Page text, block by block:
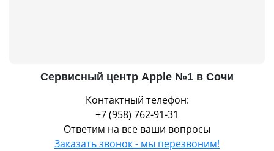
Сервисный центр Apple №1 в Сочи
Контактный телефон:
+7 (958) 762-91-31
Ответим на все ваши вопросы
Заказать звонок - мы перезвоним!